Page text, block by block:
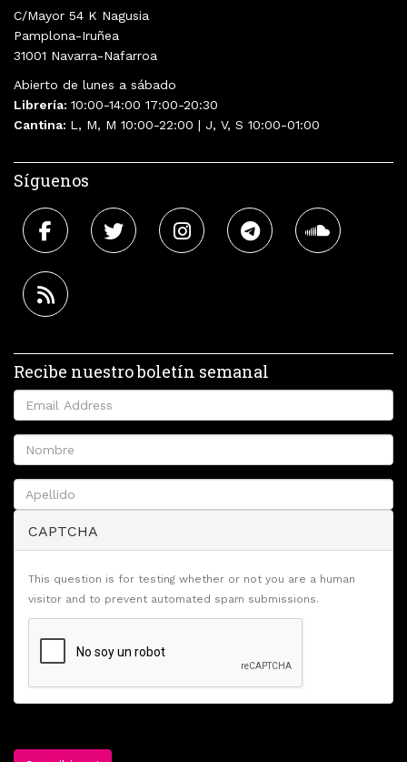
C/Mayor 54 K Nagusia
Pamplona-Iruñea
31001 Navarra-Nafarroa
Abierto de lunes a sábado
Librería: 10:00-14:00 17:00-20:30
Cantina: L, M, M 10:00-22:00 | J, V, S 10:00-01:00
Síguenos
Recibe nuestro boletín semanal
CAPTCHA
This question is for testing whether or not you are a human
visitor and to prevent automated spam submissions.